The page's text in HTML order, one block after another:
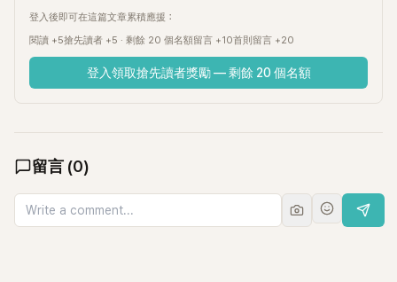
登入後即可在這篇文章累積應援：
閱讀 +5搶先讀者 +5 · 剩餘 20 個名額留言 +10首則留言 +20
登入領取搶先讀者獎勵 — 剩餘 20 個名額
留言 (0)